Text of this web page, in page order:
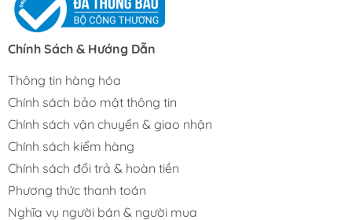
Chính Sách & Hướng Dẫn
Thông tin hàng hóa
Chính sách bảo mật thông tin
Chính sách vận chuyển & giao nhận
Chính sách kiểm hàng
Chính sách đổi trả & hoàn tiền
Phương thức thanh toán
Nghĩa vụ người bán & người mua